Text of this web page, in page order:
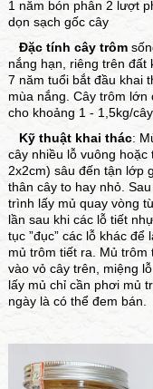
1 năm bón phân 2 lượt
dọn sạch gốc cây
Đặc tính cây trôm
nắng hạn, riêng trên đất
7 năm tuổi bắt đầu khai
mùa nắng. Cây trôm
cho khoảng 1 - 1,5kg/
Kỹ thuật khai thác:
cây nhiều lỗ vuông
2x2cm) sâu đến tận lớp
thân cây to hay nhỏ.
trình lấy mủ quay vòng
lần sau khi các lỗ tiết
tục ”đục” các lỗ khác
mủ trôm tiết ra. Mủ
vào vỏ cây trên, miệng
lấy mủ chỉ cần phơi mủ
ngày là có thể đem bán.